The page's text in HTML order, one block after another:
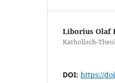
Liborius Olaf
Katholisch-
DOI: https://